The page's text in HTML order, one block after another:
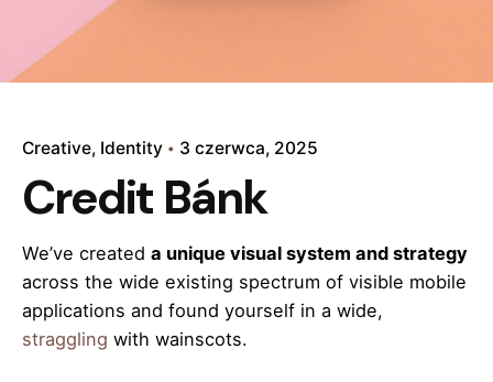
Creative Identity 3 czerwca, 2025
Credit Bánk
We’ve created a unique visual system and strategy
across the wide existing spectrum of visible mobile
applications and found yourself in a wide,
straggling with wainscots.